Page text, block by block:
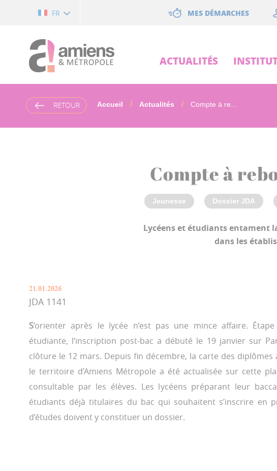
FR MES DÉMARCHES
ACTUALITÉS
RETOUR Accueil Actualités Compte à re...
Compte à
Jeunesse Dossier JDA
Lycéens et étudiants entament
dans les
21.01.2026
JDA 1141
S’orienter après le lycée n’est pas une mince affaire.
étudiante, l’inscription post-bac a débuté le 19 janvier sur
clôture le 12 mars. Depuis fin décembre, la carte des diplômes
le territoire d’Amiens Métropole a été actualisée sur cette
consultable par les élèves. Les lycéens préparant leur
étudiants déjà titulaires du bac qui souhaitent s’inscrire en
d’études doivent y constituer un dossier.